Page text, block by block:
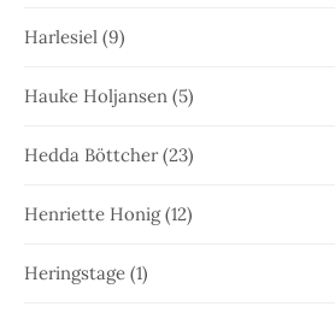
Harlesiel (9)
Hauke Holjansen (5)
Hedda Böttcher(23)
Henriette Honig(12)
Heringstage (1)